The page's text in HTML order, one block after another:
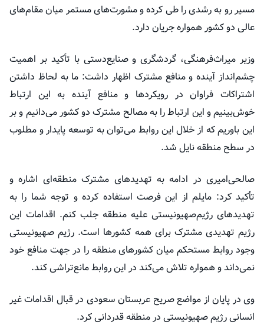
مسیر رو به رشدی را طی کرده و مشورت‌های مستمر میان مقام‌های
عالی دو کشور همواره جریان دارد.
وزیر میراث‌فرهنگی، گردشگری و صنایع‌دستی با تأکید بر اهمیت
چشم‌انداز آینده و منافع مشترک اظهار داشت: ما به لحاظ داشتن
اشتراکات فراوان در رویکردها و منافع آینده به این ارتباط
خوش‌بینیم و این ارتباط را به مصالح مشترک دو کشور می‌دانیم و بر
این باوریم که از خلال این روابط می‌توان به توسعه پایدار و مطلوب
در سطح منطقه نایل شد.
صالحی‌امیری در ادامه به تهدیدهای مشترک منطقه‌ای اشاره و
تأکید کرد: مایلم از این فرصت استفاده کرده و توجه شما را به
تهدیدهای رژیم‌صهیونیستی علیه منطقه جلب کنم. اقدامات این
رژیم تهدیدی مشترک برای همه کشورها است. رژیم صهیونیستی
وجود روابط مستحکم میان کشورهای منطقه را در جهت منافع خود
نمی‌داند و همواره تلاش می‌کند در این روابط مانع‌تراشی کند.
وی در پایان از مواضع صریح عربستان سعودی در قبال اقدامات غیر
انسانی رژیم صهیونیستی در منطقه قدردانی کرد.